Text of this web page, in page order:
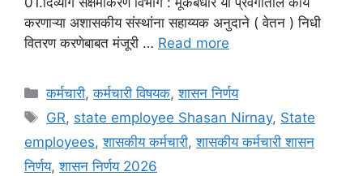
करणाऱ्या अशासकीय संस्थांना सहाय्यक अनुदाने ( वेतन ) निधी
वितरण करणेबाबत मंजूरी … Read more
Categories
कर्मचारी,कर्मचारी विषयक,शासन निर्णय
Tags
GR, state employee Shasan Nirnay, State
employees,शासकीय कर्मचारी,शासकीय कर्मचारी शासन
निर्णय,शासन निर्णय 2026